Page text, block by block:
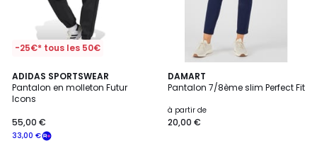
-25€* tous les 50€
ADIDAS SPORTSWEAR
Pantalon en molleton Futur
Icons
33,00 €
55,00 €
5
/
5
DAMART
Pantalon 7/8ème slim Perfect Fit
à partir de
20,00 €
4
Couleurs